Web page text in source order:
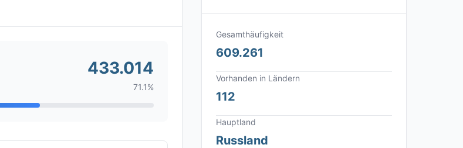
433.014
71.1%
Gesamthäufigkeit
609.261
Vorhanden in Ländern
112
Hauptland
Russland